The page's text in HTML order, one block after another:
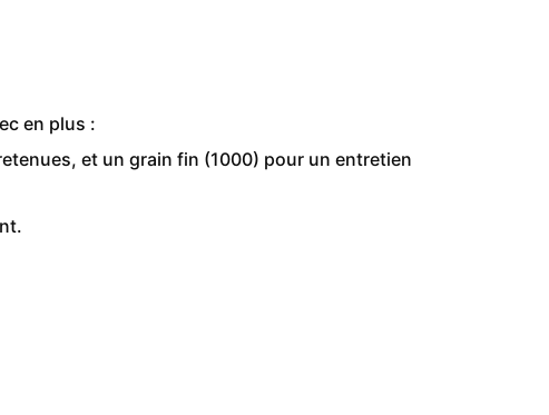
en plus :
et un grain fin (1000) pour un entretien